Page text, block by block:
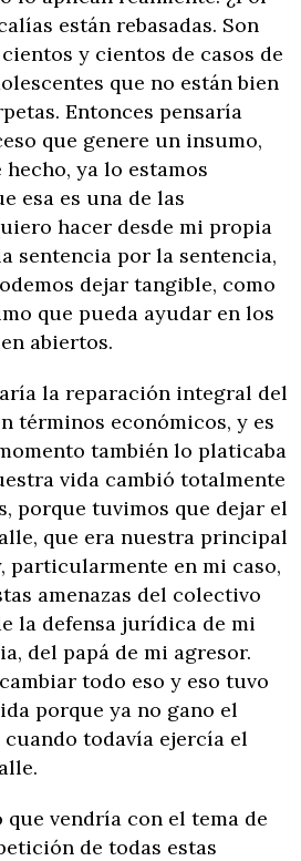
están rebasadas. Son
y cientos de casos de
que no están bien
Entonces pensaría
que genere un insumo,
ya lo estamos
esa es una de las
hacer desde mi propia
sentencia por la sentencia,
dejar tangible, como
que pueda ayudar en los
abiertos.
la reparación integral del
términos económicos, y es
también lo platicaba
vida cambió totalmente
porque tuvimos que dejar el
que era nuestra principal
particularmente en mi caso,
amenazas del colectivo
la defensa jurídica de mi
del papá de mi agresor.
todo eso y eso tuvo
porque ya no gano el
todavía ejercía el
vendría con el tema de
de todas estas